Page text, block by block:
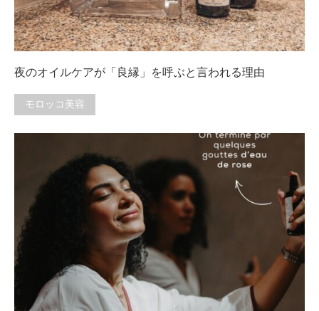
夜のオイルケアが「良縁」を呼ぶと言われる理由
モロッコ美容